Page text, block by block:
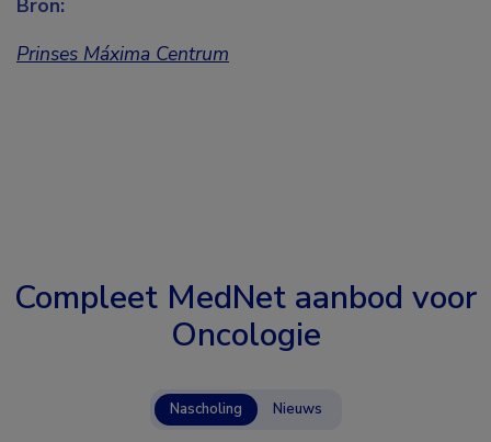
Bron:
Prinses Máxima Centrum
Compleet MedNet aanbod voor
Oncologie
Nascholing Nieuws